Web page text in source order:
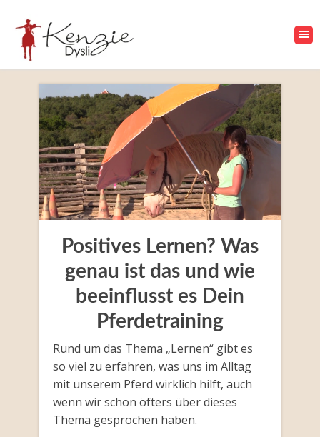
Positives Lernen? Was
genau ist das und wie
beeinflusst es Dein
Pferdetraining
Rund um das Thema „Lernen“ gibt es
so viel zu erfahren, was uns im Alltag
mit unserem Pferd wirklich hilft, auch
wenn wir schon öfters über dieses
Thema gesprochen haben.